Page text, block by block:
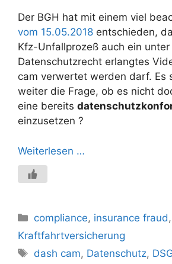
Der BGH hat mit einem viel
vom 15.05.2018 entschieden,
Kfz-Unfallprozeß auch ein
Datenschutzrecht erlangtes
cam verwertet werden darf. Es
weiter die Frage, ob es nicht
eine bereits
einzusetzen ?
Weiterlesen …
Kategorien
compliance, insurance fraud ,
Kraftfahrtversicherung
Schlagwörter
dash cam, Datenschutz,